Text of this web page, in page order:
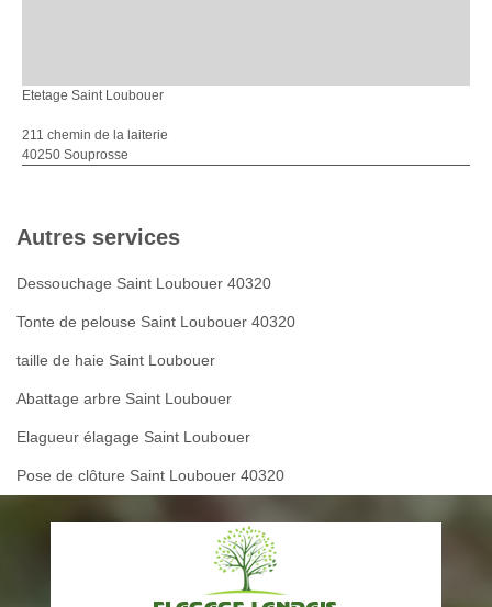
Etetage Saint Loubouer
211 chemin de la laiterie
40250 Souprosse
Autres services
Dessouchage Saint Loubouer 40320
Tonte de pelouse Saint Loubouer 40320
taille de haie Saint Loubouer
Abattage arbre Saint Loubouer
Elagueur élagage Saint Loubouer
Pose de clôture Saint Loubouer 40320